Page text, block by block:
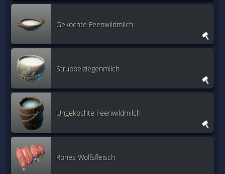
Gekochte Feenwildmilch
Struppelziegenmilch
Ungekochte Feenwildmilch
Rohes Wolfsfleisch